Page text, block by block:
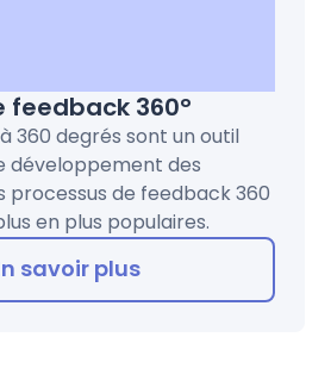
feedback 360°
360 degrés sont un outil
développement des
processus de feedback 360
en plus populaires.
savoir plus